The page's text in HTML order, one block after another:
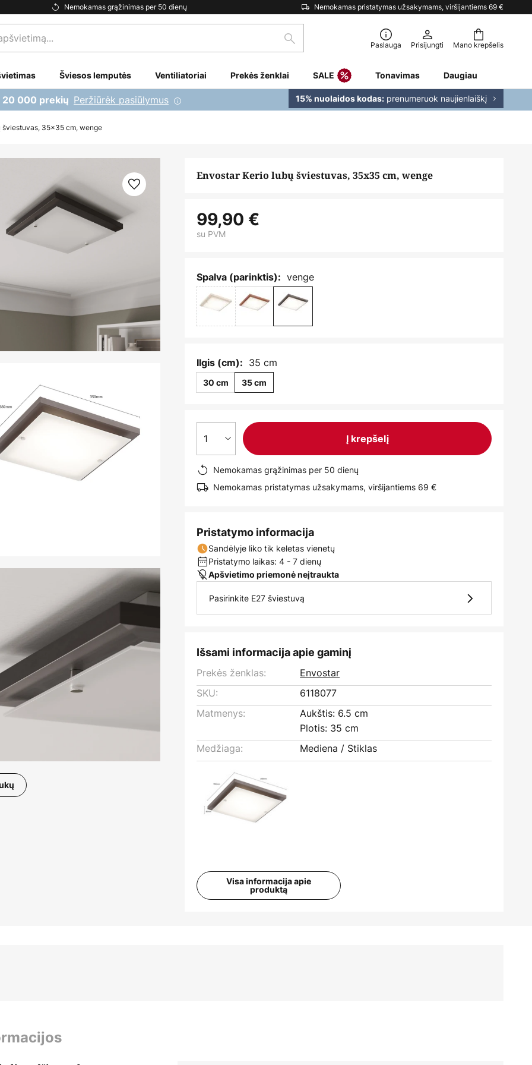
Nemokamas grąžinimas per 50 dienų Nemokamas pristatymas užsakymams, viršijantiems 69 €
Mano krepšelis
Paieška Paslauga Prisijungti
Šviesos lemputės Ventiliatoriai Prekės ženklai SALE Tonavimas Daugiau
20 000 prekių Peržiūrėk pasiūlymus 15% nuolaidos kodas: prenumeruok naujienlaiškį
šviestuvas, 35x35 cm, wenge
Envostar Kerio lubų šviestuvas, 35x35 cm, wenge
99,90 €
su PVM
Spalva (parinktis): venge
Ilgis (cm): 35 cm
30 cm 35 cm
1 Į krepšelį
Nemokamas grąžinimas per 50 dienų
Nemokamas pristatymas užsakymams, viršijantiems 69 €
Pristatymo informacija
Sandėlyje liko tik keletas vienetų
Pristatymo laikas: 4 - 7 dienų
Apšvietimo priemonė neįtraukta
Pasirinkite E27 šviestuvą
Išsami informacija apie gaminį
Prekės ženklas:
Envostar
SKU:
6118077
Matmenys:
Aukštis: 6.5 cm
Plotis: 35 cm
Medžiaga:
Mediena / Stiklas
Visa informacija apie
produktą